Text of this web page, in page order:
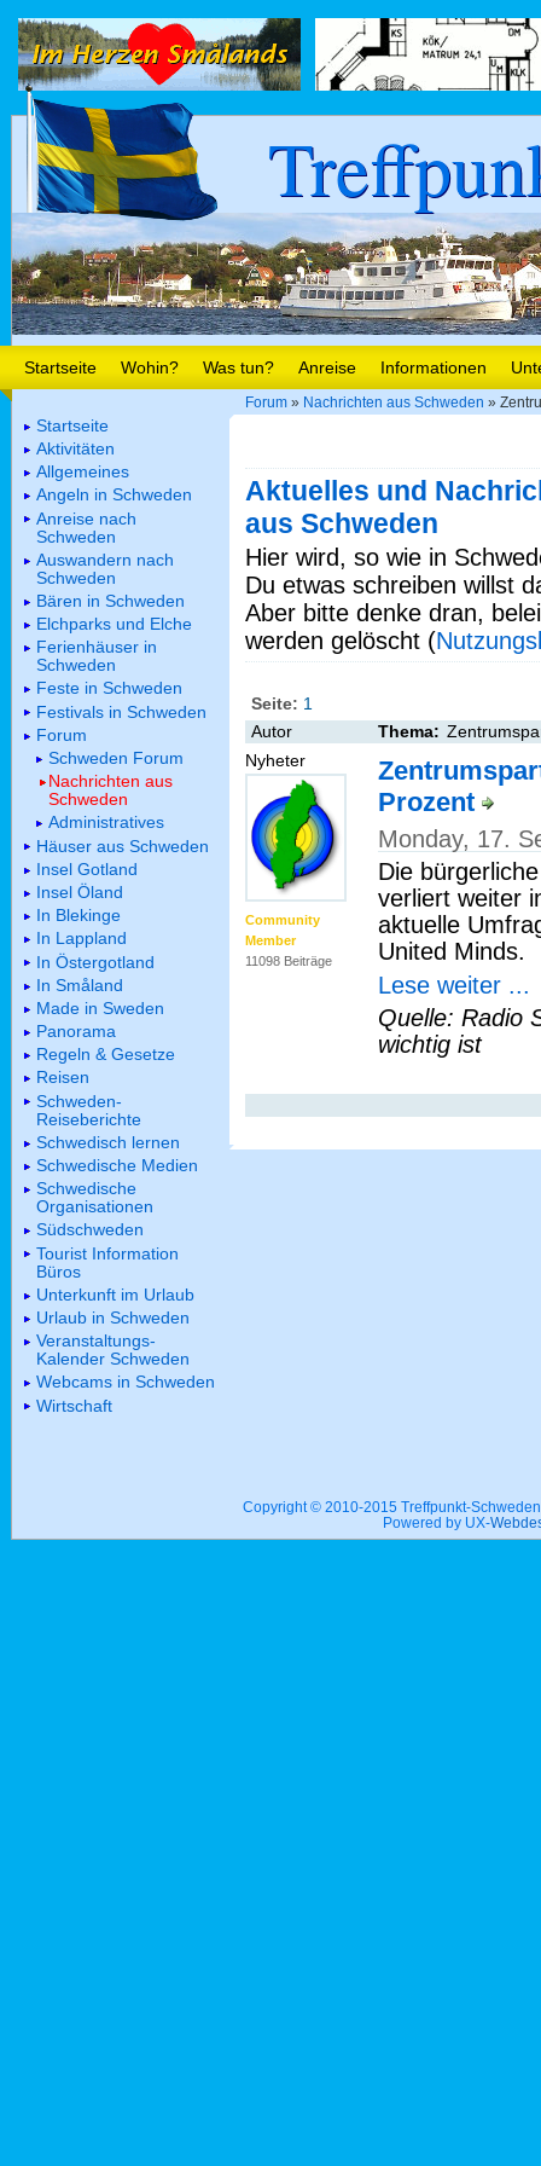
Startseite Wohin? Was tun? Anreise Informationen
Forum » Nachrichten aus Schweden »
Aktuelles und
aus Schweden
Hier wird, so wie in
Du etwas schreiben willst
Aber bitte denke dran,
werden gelöscht (
Seite: 1
Autor
Thema:
Nyheter
Community
Member
11098 Beiträge
Prozent
Monday, 17.
Die
verliert weiter
aktuelle
United Minds.
Lese weiter ...
Quelle: Radio
wichtig ist
Startseite
Aktivitäten
Allgemeines
Angeln in Schweden
Anreise nach
Schweden
Auswandern nach
Schweden
Bären in Schweden
Elchparks und Elche
Ferienhäuser in
Schweden
Feste in Schweden
Festivals in Schweden
Forum
Schweden Forum
Nachrichten aus
Schweden
Administratives
Häuser aus Schweden
Insel Gotland
Insel Öland
In Blekinge
In Lappland
In Östergotland
In Småland
Made in Sweden
Panorama
Regeln & Gesetze
Reisen
Schweden-
Reiseberichte
Schwedisch lernen
Schwedische Medien
Schwedische
Organisationen
Südschweden
Tourist Information
Büros
Unterkunft im Urlaub
Urlaub in Schweden
Veranstaltungs-
Kalender Schweden
Webcams in Schweden
Wirtschaft
Copyright © 2010-2015 Treffpunkt-
Powered by UX-